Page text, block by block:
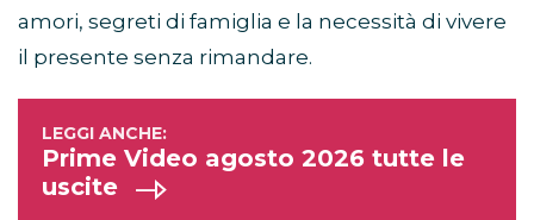
amori, segreti di famiglia e la necessità di vivere
il presente senza rimandare.
Prime Video agosto 2026 tutte le
uscite